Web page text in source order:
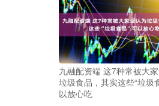
九融配资端 这7种常被大
垃圾食品，其实这些“垃圾
以放心吃